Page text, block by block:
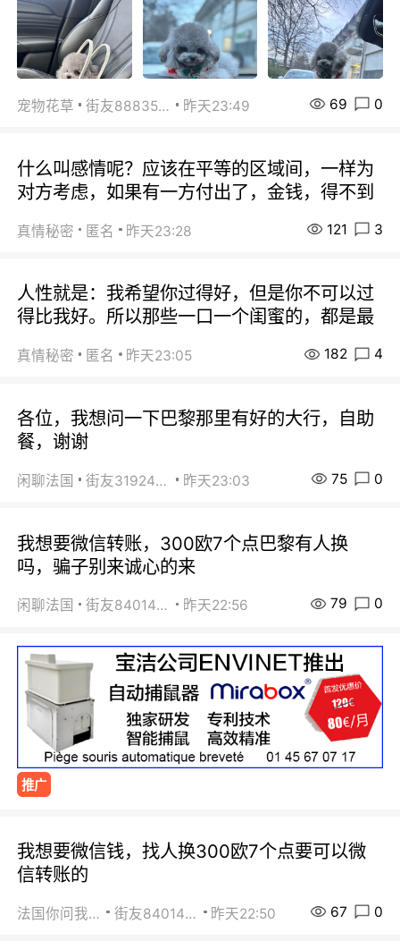
宠物花草 街友88835518 昨天23:49 69 0
什么叫感情呢？应该在平等的区域间，一样为
对方考虑，如果有一方付出了，金钱，得不到
真情秘密 匿名 昨天23:28 121 3
人性就是：我希望你过得好，但是你不可以过
得比我好。所以那些一口一个闺蜜的，都是最
真情秘密 匿名 昨天23:05 182 4
各位，我想问一下巴黎那里有好的大行，自助
餐，谢谢
闲聊法国 街友31924072 昨天23:03 75 0
我想要微信转账，300欧7个点巴黎有人换
吗，骗子别来诚心的来
闲聊法国 街友84014588 昨天22:56 79 0
推广
我想要微信钱，找人换300欧7个点要可以微
信转账的
法国你问我答 街友84014588 昨天22:50 67 0